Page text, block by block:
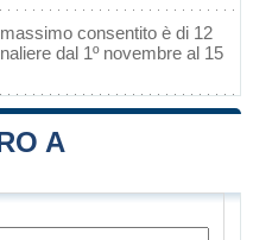
consentito è di 12
dal 1º novembre al 15
A